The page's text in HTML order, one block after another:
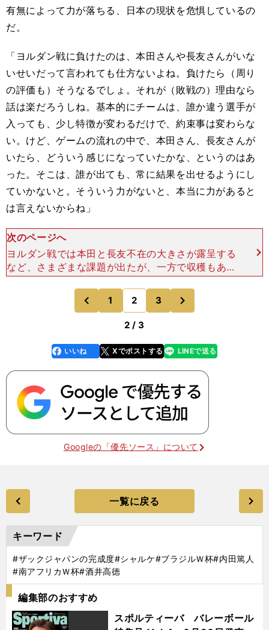
有無によって力が落ちる、日本の現状を危惧しているの
だ。
「ヨルダン戦に負けたのは、本田さんや長友さんがいな
いせいだって言われても仕方ないよね。負けたら（周り
の評価も）そうなるでしょ。それが（敗戦の）理由なら
話は楽だろうしね。基本的にチームは、誰か違う選手が
入っても、少し特徴が変わるだけで、約束事は変わらな
い。けど、ゲームの流れの中で、本田さん、長友さんが
いたら、どういう感じになっていたかな、というのはあ
った。そこは、誰が出ても、常に結果を出せるようにし
ていかないと。そういう力がないと、本当に力があると
は言えないからね」
次のページへ
ヨルダン戦では本田と長友不在の大きさが露呈する
など、さまざまな課題が出たが、一方で収穫もあっ
た。両サイドバックの攻守のバランスが非常に良か
ったことだ。「長友さんがいないからといって、バ
ランスが崩れ
前
のページへ
1 2 3
2 / 3
faceboo
k
いいね Xでポストする
line LINEで送る
Googleの「優先ソース」について
一覧に戻る
キーワード
#ザックジャパンの完成度#シャルケ#ブラジルＷ杯#内田篤人
#南アフリカＷ杯#酒井高徳
編集部のおすすめ
スポルティーバ バレーボール